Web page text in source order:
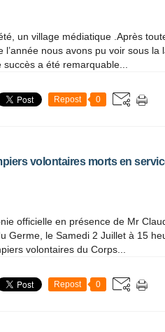
un village médiatique .Après
nous avons pu voir sous la
a été remarquable...
Repost 0
volontaires morts en
officielle en présence de Mr
Germe, le Samedi 2 Juillet à 15
volontaires du Corps...
Repost 0